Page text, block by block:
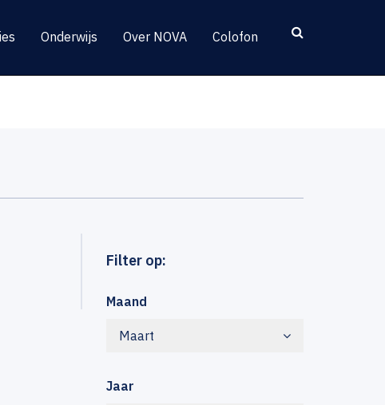
Onderwijs Over NOVA Colofon
Filter op:
Maand
Maart
Jaar